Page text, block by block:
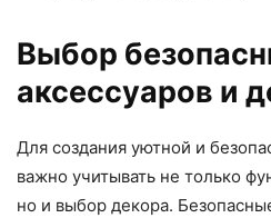
Выбор
аксессуаров и
Для создания уютной и
важно учитывать не только
но и выбор декора.